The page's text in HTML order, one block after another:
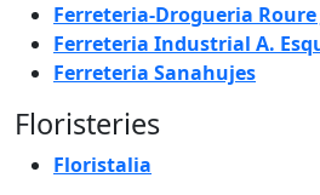
Ferreteria-Drogueria Roure
Ferreteria Industrial A.
Ferreteria Sanahujes
Floristeries
Floristalia